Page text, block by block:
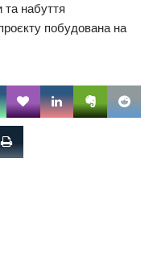
та набуття
побудована на